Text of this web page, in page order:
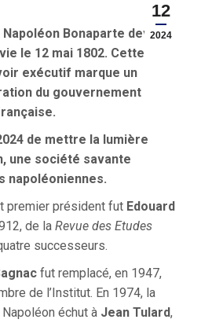
12
2024
Bonaparte devient
le 12 mai 1802. Cette
exécutif marque un
du gouvernement
de mettre la lumière
une société savante
napoléoniennes.
premier président fut Edouard
de la Revue des Etudes
successeurs.
fut remplacé, en 1947,
de l’Institut. En 1974, la
échut à Jean Tulard,